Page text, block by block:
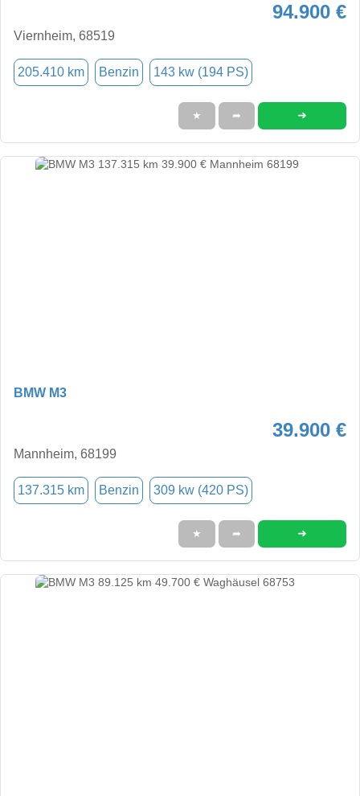
94.900 €
Viernheim, 68519
205.410 km Benzin 143 kw (194 PS)
★ ➦ ➜
BMW M3
39.900 €
Mannheim, 68199
137.315 km Benzin 309 kw (420 PS)
★ ➦ ➜